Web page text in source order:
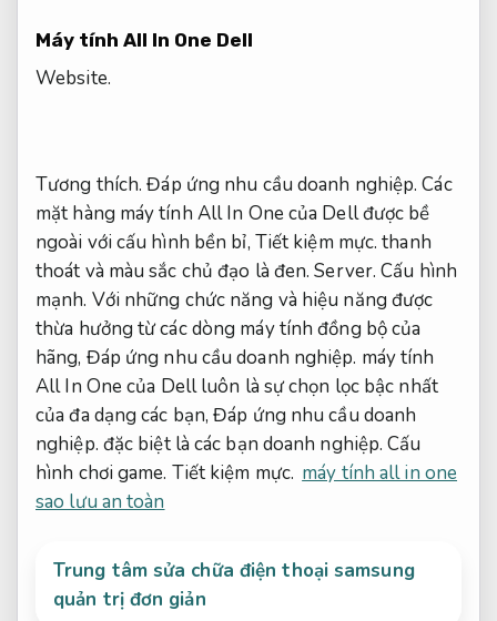
Máy tính All In One Dell
Website.
Tương thích. Đáp ứng nhu cầu doanh nghiệp. Các
mặt hàng máy tính All In One của Dell được bề
ngoài với cấu hình bền bỉ, Tiết kiệm mực. thanh
thoát và màu sắc chủ đạo là đen.Server. Cấu hình
mạnh. Với những chức năng và hiệu năng được
thừa hưởng từ các dòng máy tính đồng bộ của
hãng, Đáp ứng nhu cầu doanh nghiệp. máy tính
All In One của Dell luôn là sự chọn lọc bậc nhất
của đa dạng các bạn,Đáp ứng nhu cầu doanh
nghiệp. đặc biệt là các bạn doanh nghiệp.Cấu
hình chơi game. Tiết kiệm mực. máy tính all in one
sao lưu an toàn
Trung tâm sửa chữa điện thoại samsung
quản trị đơn giản